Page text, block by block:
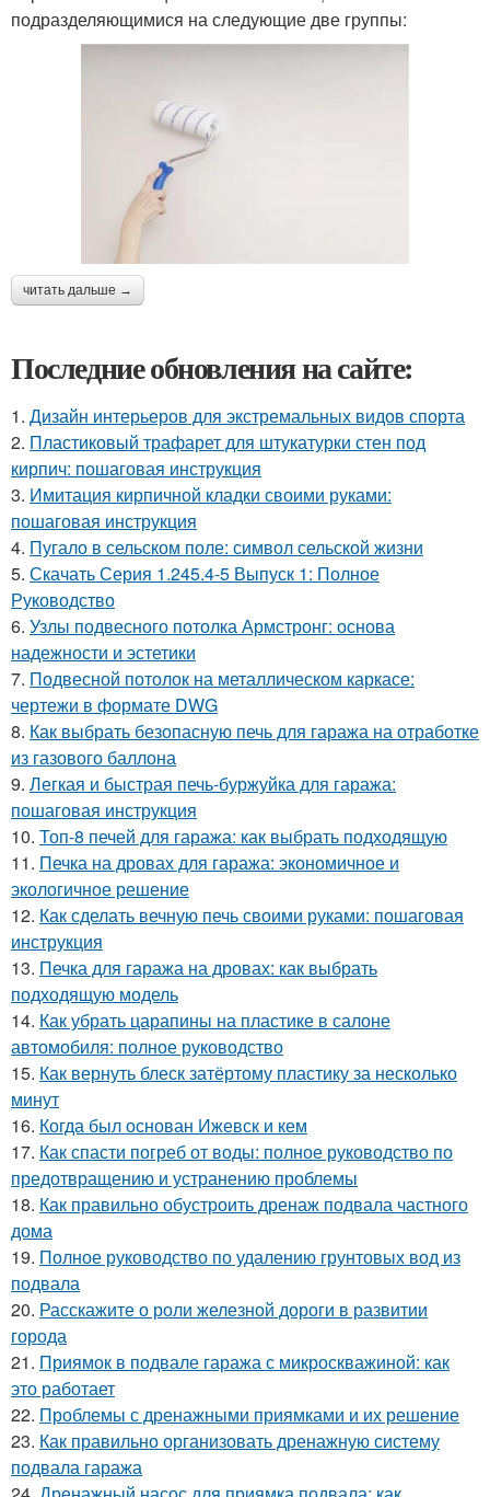
подразделяющимися на следующие две группы:
читать дальше →
Последние обновления на сайте:
1. Дизайн интерьеров для экстремальных видов спорта
2. Пластиковый трафарет для штукатурки стен под
кирпич: пошаговая инструкция
3. Имитация кирпичной кладки своими руками:
пошаговая инструкция
4. Пугало в сельском поле: символ сельской жизни
5. Скачать Серия 1.245.4-5 Выпуск 1: Полное
Руководство
6. Узлы подвесного потолка Армстронг: основа
надежности и эстетики
7. Подвесной потолок на металлическом каркасе:
чертежи в формате DWG
8. Как выбрать безопасную печь для гаража на отработке
из газового баллона
9. Легкая и быстрая печь-буржуйка для гаража:
пошаговая инструкция
10. Топ-8 печей для гаража: как выбрать подходящую
11. Печка на дровах для гаража: экономичное и
экологичное решение
12. Как сделать вечную печь своими руками: пошаговая
инструкция
13. Печка для гаража на дровах: как выбрать
подходящую модель
14. Как убрать царапины на пластике в салоне
автомобиля: полное руководство
15. Как вернуть блеск затёртому пластику за несколько
минут
16. Когда был основан Ижевск и кем
17. Как спасти погреб от воды: полное руководство по
предотвращению и устранению проблемы
18. Как правильно обустроить дренаж подвала частного
дома
19. Полное руководство по удалению грунтовых вод из
подвала
20. Расскажите о роли железной дороги в развитии
города
21. Приямок в подвале гаража с микроскважиной: как
это работает
22. Проблемы с дренажными приямками и их решение
23. Как правильно организовать дренажную систему
подвала гаража